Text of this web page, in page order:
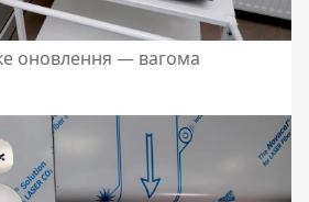
оновлення — вагома